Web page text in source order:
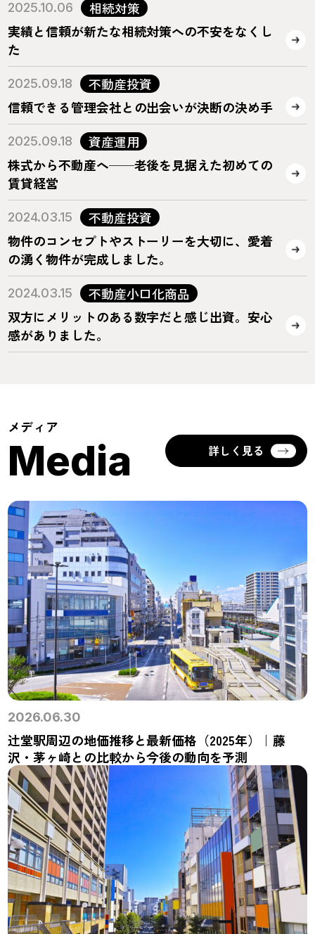
2025.10.06
相続対策
実績と信頼が新たな相続対策への不安をなくし
た
2025.09.18
不動産投資
信頼できる管理会社との出会いが決断の決め手
2025.09.18
資産運用
株式から不動産へ──老後を見据えた初めての
賃貸経営
2024.03.15
不動産投資
物件のコンセプトやストーリーを大切に、愛着
の湧く物件が完成しました。
2024.03.15
不動産小口化商品
双方にメリットのある数字だと感じ出資。安心
感がありました。
メディア
Media 詳しく見る
2026.06.30
辻堂駅周辺の地価推移と最新価格（2025年）｜藤
沢・茅ヶ崎との比較から今後の動向を予測